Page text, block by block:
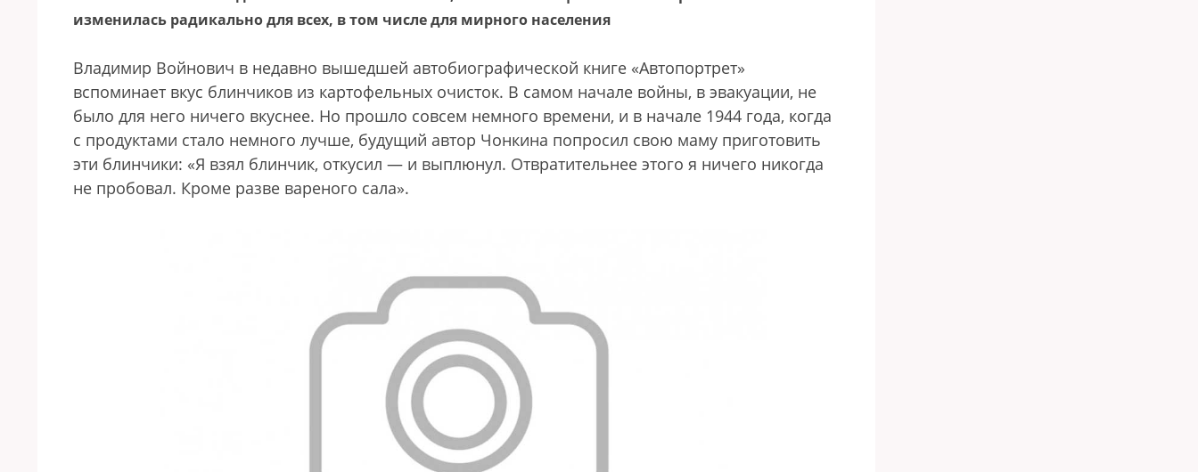
изменилась радикально для всех, в том числе для мирного населения
Владимир Войнович в недавно вышедшей автобиографической книге «Автопортрет»
вспоминает вкус блинчиков из картофельных очисток. В самом начале войны, в эвакуации, не
было для него ничего вкуснее. Но прошло совсем немного времени, и в начале 1944 года, когда
с продуктами стало немного лучше, будущий автор Чонкина попросил свою маму приготовить
эти блинчики: «Я взял блинчик, откусил — и выплюнул. Отвратительнее этого я ничего никогда
не пробовал. Кроме разве вареного сала».